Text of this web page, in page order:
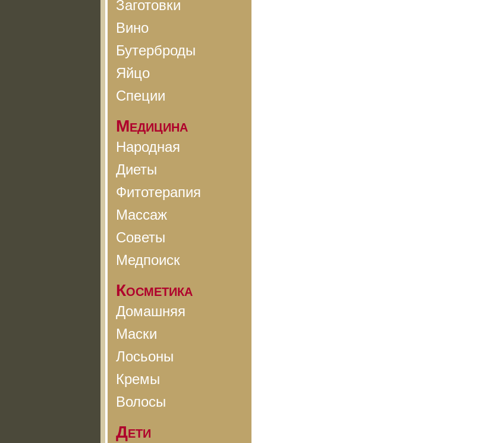
Заготовки
Вино
Бутерброды
Яйцо
Специи
Медицина
Народная
Диеты
Фитотерапия
Массаж
Советы
Медпоиск
Косметика
Домашняя
Маски
Лосьоны
Кремы
Волосы
Дети